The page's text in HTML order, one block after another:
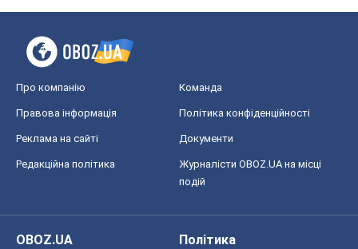
Про компанію Команда
Правова інформація Політика конфіденційності
Реклама на сайті Документи
Редакційна політика
Журналісти OBOZ.UA на місці
подій
OBOZ.UA
Політика